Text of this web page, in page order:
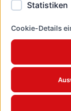
Statistiken
Cookie-Details
Barrierefreiheit
Cookie Erklärung
www.luebeck.de